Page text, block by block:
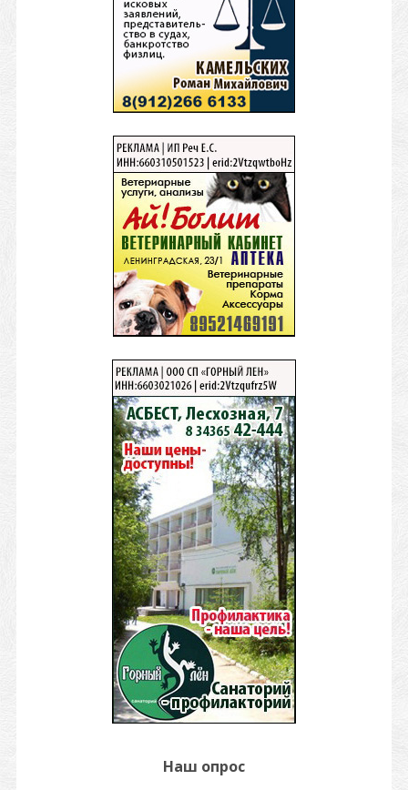
Наш опрос